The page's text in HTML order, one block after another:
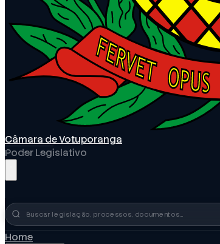
Câmara de Votuporanga
Poder Legislativo
Busca no portal
Home